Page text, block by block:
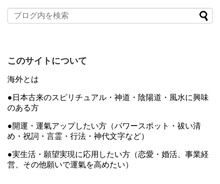
このサイトについて
海外とは
●日本古来のスピリチュアル・神道・陰陽道・風水に興味
のある方
●開運・運氣アップしたい方（パワースポット・祓い清
め・祝詞・言霊・行法・神代文字など）
●実生活・願望実現に応用したい方（恋愛・婚活、事業経
営、その他願いで運氣を高めたい）